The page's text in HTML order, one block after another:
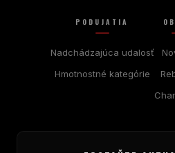
PODUJATIA
Nadchádzajúca udalosť
Hmotnostné kategórie